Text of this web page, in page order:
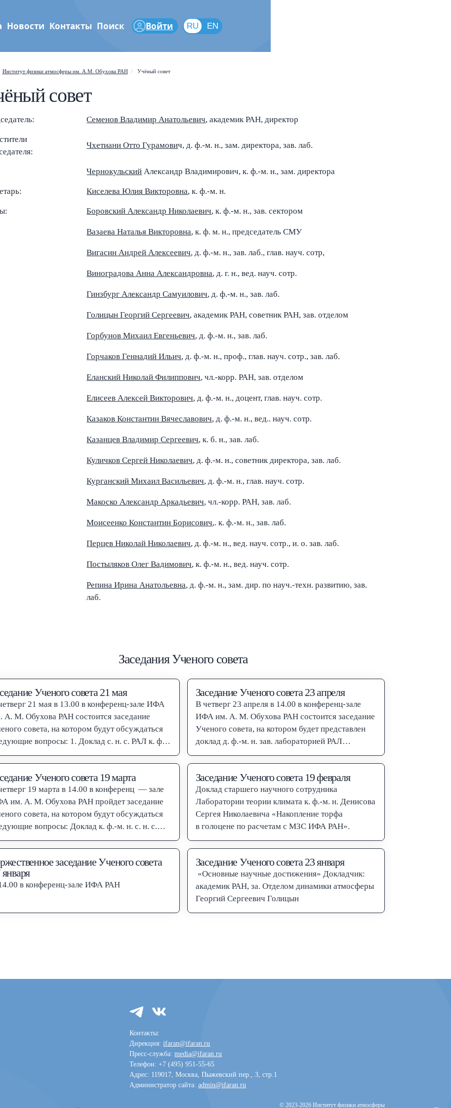
Новости Контакты Поиск Войти RU EN
RU
Институт физики атмосферы им. А.М. Обухова РАН Учёный совет
совет
Семенов Владимир Анатольевич, академик РАН, директор
Чхетиани Отто Гурамович, д. ф.-м. н., зам. директора, зав. лаб.
Чернокульский Александр Владимирович, к. ф.-м. н., зам. директора
Киселева Юлия Викторовна, к. ф.-м. н.
Боровский Александр Николаевич, к. ф.-м. н., зав. сектором
Вазаева Наталья Викторовна, к. ф. м. н., председатель СМУ
Вигасин Андрей Алексеевич, д. ф.-м. н., зав. лаб., глав. науч. сотр,
Виноградова Анна Александровна, д. г. н., вед. науч. сотр.
Гинзбург Александр Самуилович, д. ф.-м. н., зав. лаб.
Голицын Георгий Сергеевич, академик РАН, советник РАН, зав. отделом
Горбунов Михаил Евгеньевич, д. ф.-м. н., зав. лаб.
Горчаков Геннадий Ильич, д. ф.-м. н., проф., глав. науч. сотр., зав. лаб.
Еланский Николай Филиппович, чл.-корр. РАН, зав. отделом
Елисеев Алексей Викторович, д. ф.-м. н., доцент, глав. науч. сотр.
Казаков Константин Вячеславович, д. ф.-м. н., вед.. науч. сотр.
Казанцев Владимир Сергеевич, к. б. н., зав. лаб.
Куличков Сергей Николаевич, д. ф.-м. н., советник директора, зав. лаб.
Курганский Михаил Васильевич, д. ф.-м. н., глав. науч. сотр.
Макоско Александр Аркадьевич, чл.-корр. РАН, зав. лаб.
Моисеенко Константин Борисович,. к. ф.-м. н., зав. лаб.
Перцев Николай Николаевич, д. ф.-м. н., вед. науч. сотр., и. о. зав. лаб.
Постыляков Олег Вадимович, к. ф.-м. н., вед. науч. сотр.
Репина Ирина Анатольевна, д. ф.-м. н., зам. дир. по науч.-техн. развитию, зав.
лаб.
Заседания Ученого совета
Ученого совета 21 мая
21 мая в 13.00 в конференц-зале ИФА
А. М. Обухова РАН состоится заседание
совета, на котором будут обсуждаться
вопросы: 1. Доклад с. н. с. РАЛ к. ф.-
Голиковой…
Заседание Ученого совета 23 апреля
В четверг 23 апреля в 14.00 в конференц-зале
ИФА им. А. М. Обухова РАН состоится заседание
Ученого совета, на котором будет представлен
доклад д. ф.-м. н. зав. лабораторией РАЛ
Куличкова Сергея…
Ученого совета 19 марта
19 марта в 14.00 в конференц — зале
им. А. М. Обухова РАН пройдет заседание
совета, на котором будут обсуждаться
вопросы: Доклад к. ф.-м. н. с. н. с.
Вазаевой…
Заседание Ученого совета 19 февраля
Доклад старшего научного сотрудника
Лаборатории теории климата к. ф.-м. н. Денисова
Сергея Николаевича «Накопление торфа
в голоцене по расчетам с МЗС ИФА РАН».
заседание Ученого совета
января
в конференц-зале ИФА РАН
Заседание Ученого совета 23 января
«Основные научные достижения» Докладчик:
академик РАН, за. Отделом динамики атмосферы
Георгий Сергеевич Голицын
Контакты:
Дирекция:ifaran@ifaran.ru
Пресс-служба:media@ifaran.ru
Телефон: +7 (495) 951-55-65
Адрес: 119017, Москва, Пыжевский пер., 3, стр.1
Администратор сайта:admin@ifaran.ru
© 2023-2026 Институт физики атмосферы
help popup